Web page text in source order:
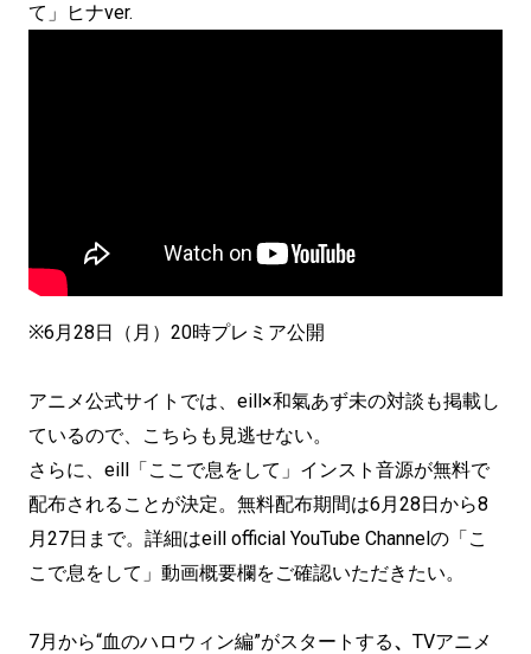
て」ヒナver.
※6月28日（月）20時プレミア公開
アニメ公式サイトでは、eill×和氣あず未の対談も掲載し
ているので、こちらも見逃せない。
さらに、eill「ここで息をして」インスト音源が無料で
配布されることが決定。無料配布期間は6月28日から8
月27日まで。詳細はeill official YouTube Channelの「こ
こで息をして」動画概要欄をご確認いただきたい。
7月から“血のハロウィン編”がスタートする、 TVアニメ